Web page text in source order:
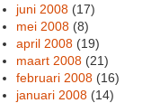
juni 2008 (17)
mei 2008 (8)
april 2008 (19)
maart 2008 (21)
februari 2008 (16)
januari 2008 (14)